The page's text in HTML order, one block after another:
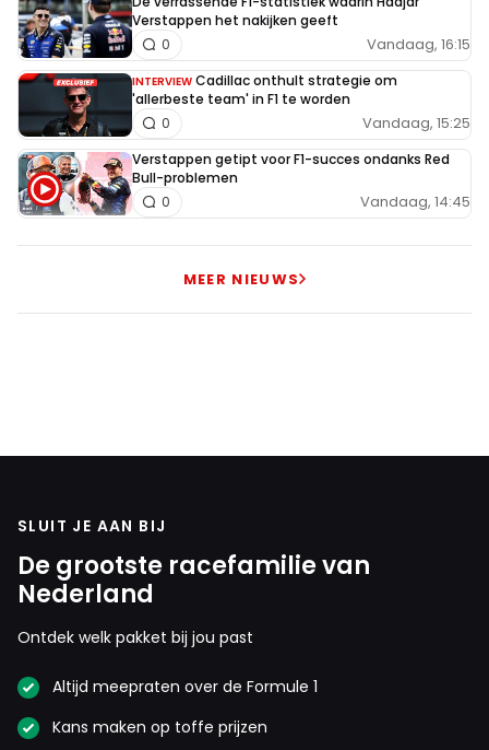
Verstappen het nakijken geeft
Vandaag, 16:15
0
INTERVIEW Cadillac onthult strategie om
'allerbeste team' in F1 te worden
Vandaag, 15:25
0
Verstappen getipt voor F1-succes ondanks Red
Bull-problemen
Vandaag, 14:45
0
MEER NIEUWS
SLUIT JE AAN BIJ
De grootste racefamilie van
Nederland
Ontdek welk pakket bij jou past
Altijd meepraten over de Formule 1
Kans maken op toffe prijzen